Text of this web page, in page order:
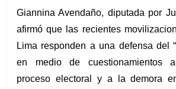
Giannina Avendaño, diputada por
afirmó que las recientes
Lima responden a una defensa del
en medio de cuestionamientos
proceso electoral y a la demora